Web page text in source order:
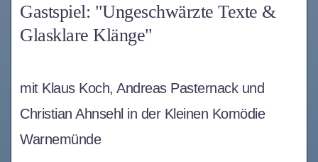
Gastspiel: "Ungeschwärzte Texte &
Glasklare Klänge"
mit Klaus Koch, Andreas Pasternack und
Christian Ahnsehl in der Kleinen Komödie
Warnemünde